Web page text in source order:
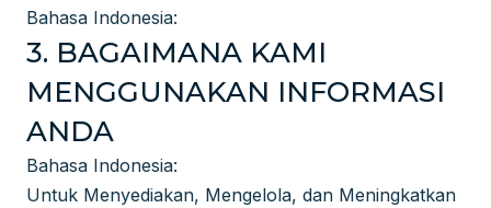
Bahasa Indonesia:
3. BAGAIMANA KAMI
MENGGUNAKAN INFORMASI
ANDA
Bahasa Indonesia:
Untuk Menyediakan, Mengelola, dan Meningkatkan